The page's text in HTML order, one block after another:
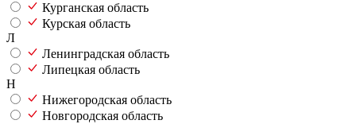
Курганская область
Курская область
Л
Ленинградская область
Липецкая область
Н
Нижегородская область
Новгородская область